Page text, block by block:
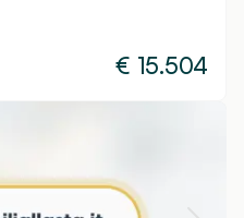
€ 15.504